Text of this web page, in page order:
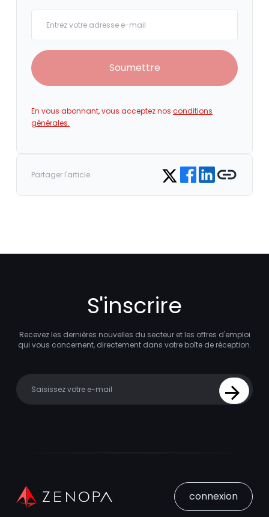
Soumettre
En vous abonnant, vous acceptez nos conditions
générales.
Partager l'article Share on Twitter
Share on Facebook
Share on LinkedIn
Copy link
S'inscrire
Recevez les dernières nouvelles du secteur et les offres d'emploi
qui vous concernent, directement dans votre boîte de réception.
Sign Up
connexion